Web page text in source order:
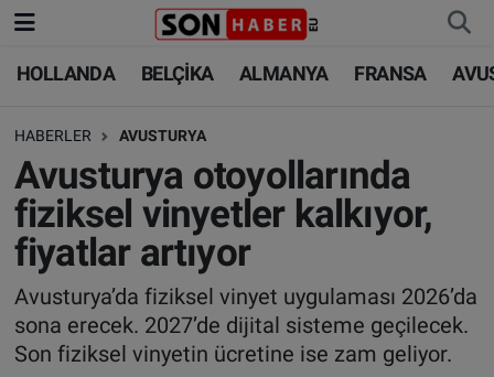
HOLLANDA BELÇİKA ALMANYA FRANSA
HABERLER AVUSTURYA
Avusturya otoyollarında
fiziksel vinyetler kalkıyor,
fiyatlar artıyor
Avusturya’da fiziksel vinyet uygulaması 2026’da
sona erecek. 2027’de dijital sisteme geçilecek.
Son fiziksel vinyetin ücretine ise zam geliyor.
HOLLANDA
BELÇİKA
ALMANYA
FRANSA
AVUSTURYA
SAĞLIK - YAŞAM
HOLLANDA
BELÇİKA
ALMANYA
TÜRKİYE
DÜNYA
BİLİM-TEKNOLOJİ
Nöbetçi Eczaneler
Hava Durumu
Trafik Durumu
Süper Lig Puan Durumu ve Fikstür
Tüm Manşetler
Son Dakika Haberleri